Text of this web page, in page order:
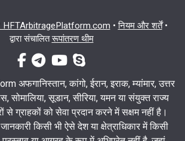
•नियम और शर्तें•
द्वारा संचालितरूपांतरण थीम
फेसबुक-एफ
टेलीग्रामयूट्यूबस्काइप
अफगानिस्तान, कांगो, ईरान, इराक, म्यांमार, उत्तर
सोमालिया, सूडान, सीरिया, यमन या संयुक्त राज्य
से ग्राहकों को सेवा प्रदान करने में सक्षम नहीं है।
किसी भी ऐसे देश या क्षेत्राधिकार में किसी